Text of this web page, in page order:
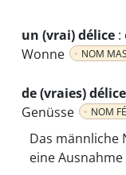
un (vrai) délice :
Wonne
NOM
de (vraies)
Genüsse
NOM
Das männliche
eine